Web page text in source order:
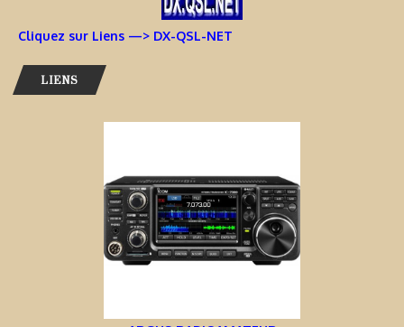
Cliquez sur Liens —> DX-QSL-NET
LIENS